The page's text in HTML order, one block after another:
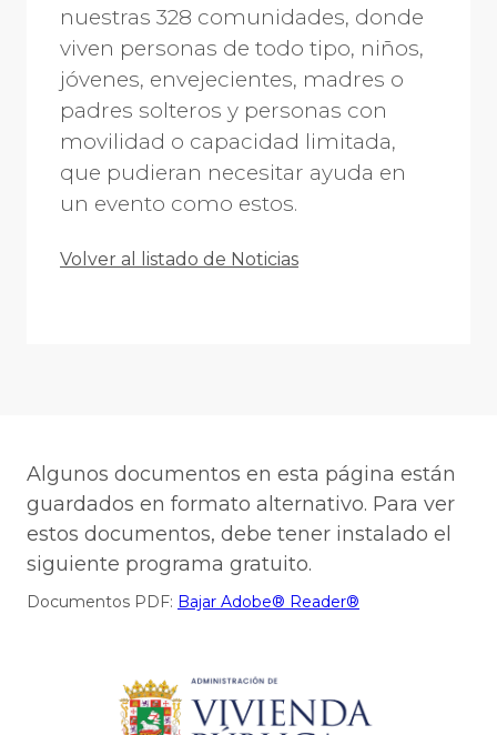
nuestras 328 comunidades, donde
viven personas de todo tipo, niños,
jóvenes, envejecientes, madres o
padres solteros y personas con
movilidad o capacidad limitada,
que pudieran necesitar ayuda en
un evento como estos.
Volver al listado de Noticias
Algunos documentos en esta página están
guardados en formato alternativo. Para ver
estos documentos, debe tener instalado el
siguiente programa gratuito.
Documentos PDF: Bajar Adobe® Reader®